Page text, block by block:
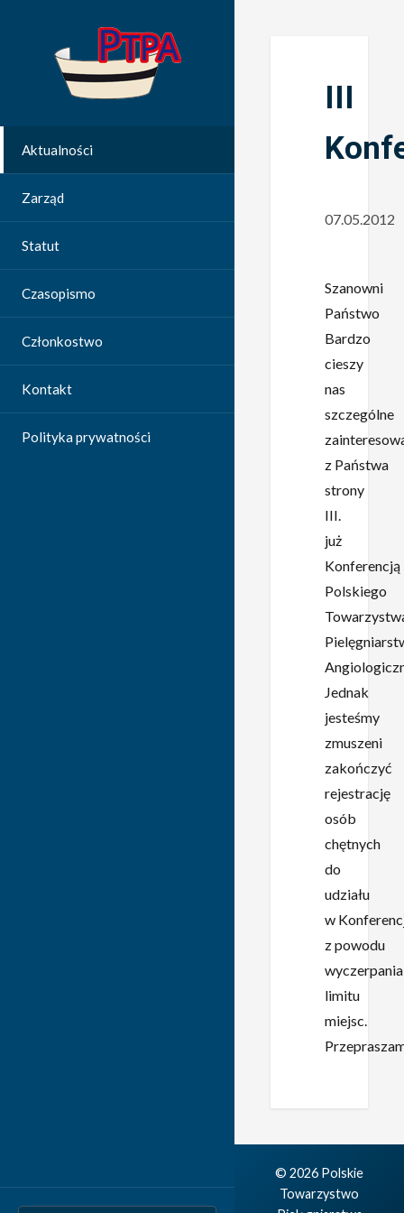
Aktualności
Zarząd
Statut
Czasopismo
Członkostwo
Kontakt
Polityka prywatności
III
07.05.2012
Szanowni
Państwo
Bardzo
cieszy
nas
szczególne
z Państwa
strony
III.
już
Konferencją
Polskiego
Jednak
jesteśmy
zmuszeni
zakończyć
rejestrację
osób
chętnych
do
udziału
w
z powodu
wyczerpania
limitu
miejsc.
© 2026 Polskie
Towarzystwo